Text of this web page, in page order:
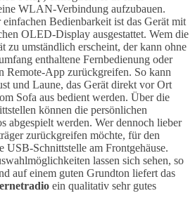
WLAN-Verbindung aufzubauen.
Bedienbarkeit ist das Gerät mit
OLED-Display ausgestattet. Wem die
zu umständlich erscheint, der kann ohne
enthaltene Fernbedienung oder
Remote-App zurückgreifen. So kann
und Laune, das Gerät direkt vor Ort
Sofa aus bedient werden. Über die
können die persönlichen
abgespielt werden. Wer dennoch lieber
zurückgreifen möchte, für den
USB-Schnittstelle am Frontgehäuse.
lassen sich sehen, so
auf einem guten Grundton liefert das
ein qualitativ sehr gutes